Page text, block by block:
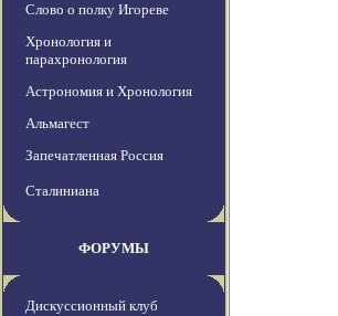
Слово о полку Игореве
Хронология и
парахронология
Астрономия и Хронология
Альмагест
Запечатленная Россия
Сталиниана
ФОРУМЫ
Дискуссионный клуб